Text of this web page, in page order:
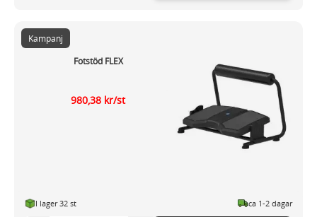
Fotstöd FLEX
Kampanj
980,38 kr/st
I lager 32 st ca 1-2 dagar